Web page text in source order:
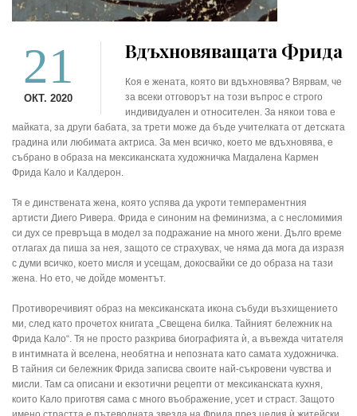
21
ОКТ. 2020
Вдъхновяващата Фрида
Коя e жената, която ви вдъхновява? Вярвам, че
за всеки отговорът на този въпрос е строго
индивидуален и относителен. За някои това е
майката, за други бабата, за трети може да бъде учителката от детската
градина или любимата актриса. За мен всичко, което ме вдъхновява, е
събрано в образа на мексиканската художничка Магдалена Кармен
Фрида Кало и Калдерон.
Тя е динствената жена, която успява да укроти темпераментния
артисти Диего Ривера. Фрида е синоним на феминизма, а с несломимия
си дух се превръща в модел за подражание на много жени. Дълго време
отлагах да пиша за нея, защото се страхувах, че няма да мога да изразя
с думи всичко, което мисля и усещам, докосвайки се до образа на тази
жена. Но ето, че дойде моментът.
Противоречивият образ на мексиканската икона събуди възхищението
ми, след като прочетох книгата „Свещена билка. Тайният бележник на
Фрида Кало“. Тя не просто разкрива биографията ѝ, а въвежда читателя
в интимната ѝ вселена, необятна и непозната като самата художничка.
В тайния си бележник Фрида записва своите най-съкровени чувства и
мисли. Там са описани и екзотични рецепти от мексиканската кухня,
които Кало приготвя сама с много въображение, усет и страст. Защото